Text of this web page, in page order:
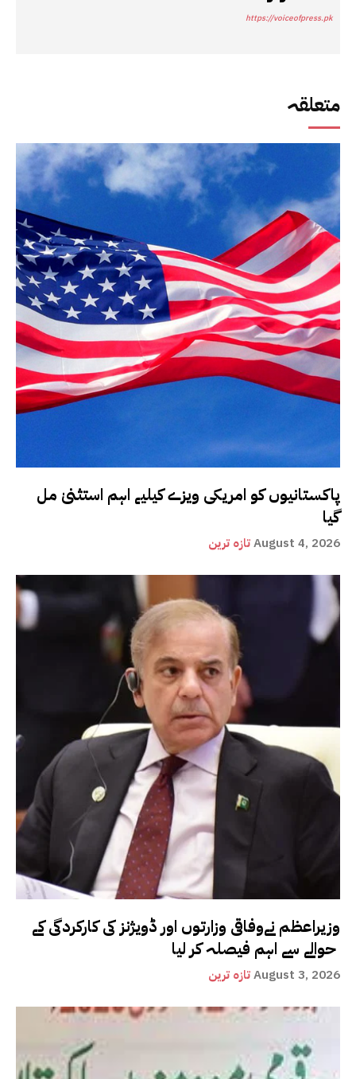
متعلقہ
پاکستانیوں کو امریکی ویزے کیلیے اہم استثنیٰ مل
گیا
تازہ ترینAugust 4, 2026
وزیراعظم نےوفاقی وزارتوں اور ڈویژنز کی کارکردگی کے
تازہ ترینAugust 3, 2026
https://voiceofpress.pk